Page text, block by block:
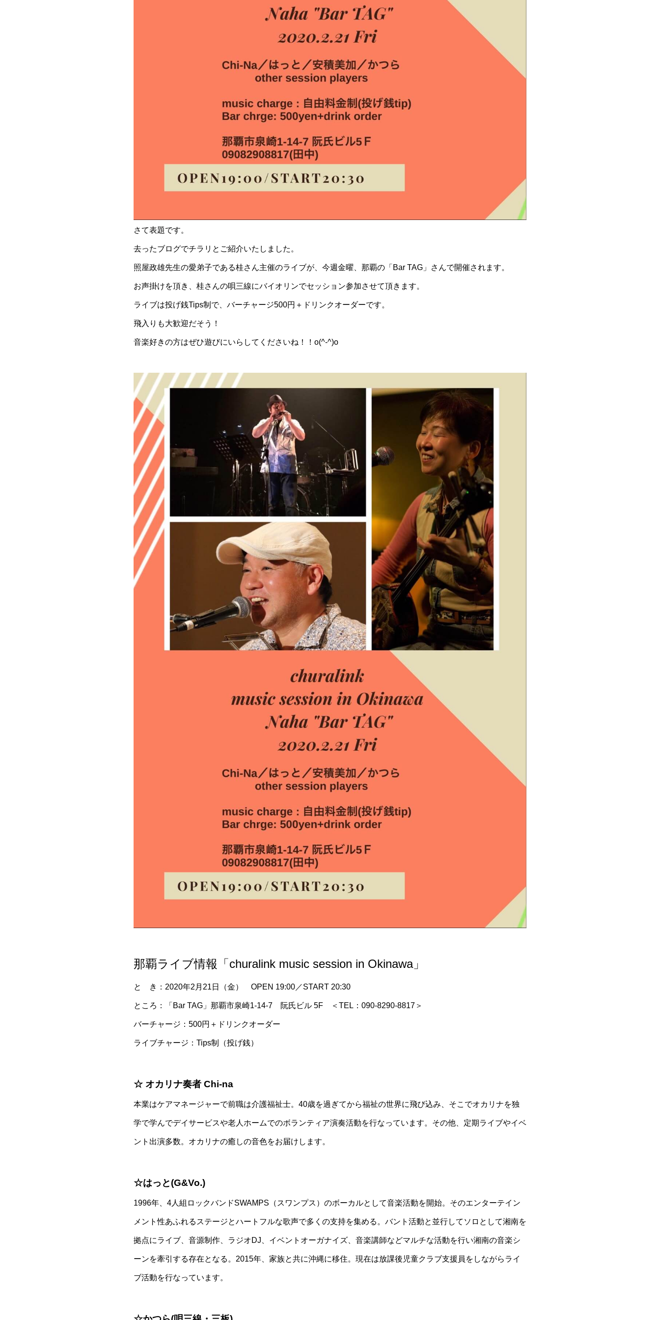
いつも沖縄ジョートー市場をご愛顧いただきまことにありがとうございます。
曇り空のでーじ（とっても）ひーさん（寒い）那覇から七海（ななみ）こと「 」の店主・ミカです。
は27℃超え、先週の旧廿日正月（2020年2月13日）
あまりにも寒いので、いまは暖房を入れています。
那覇も寒いですが、内地はもっと寒そうですね。
つい先程、テレビで、鳥取砂丘が雪で真っ白な中継が放送されていました。内地も大変そうですね！
みなさま、ご体調＆外出時はくれぐれもお気をつけてくださいね。
さて表題です。
去ったブログでチラリとご紹介いたしました。
照屋政雄先生の愛弟子である桂さん主催のライブが、今週金曜、那覇の「Bar TAG」さんで開催されます。
お声掛けを頂き、桂さんの唄三線にバイオリンでセッション参加させて頂きます。
ライブは投げ銭Tips制で、バーチャージ500円＋ドリンクオーダーです。
飛入りも大歓迎だそう！
音楽好きの方はぜひ遊びにいらしてくださいね！！o(^-^)o
那覇ライブ情報「churalink music session in Okinawa」
と き：2020年2月21日（金） OPEN 19:00／START 20:30
ところ：「Bar TAG」那覇市泉崎1-14-7 阮氏ビル 5F ＜TEL ： 090-8290-8817＞
バーチャージ：500円＋ドリンクオーダー
ライブチャージ：Tips制（投げ銭）
☆ オカリナ奏者 Chi-na
本業はケアマネージャーで前職は介護福祉士。40歳を過ぎてから福祉の世界に飛び込み、そこでオカリナを独
学で学んでデイサービスや老人ホームでのボランティア演奏活動を行なっています。その他、定期ライブやイベ
ント出演多数。オカリナの癒しの音色をお届けします。
☆はっと(G&Vo.)
1996年、4人組ロックバンドSWAMPS（スワンプス）のボーカルとして音楽活動を開始。そのエンターテイン
メント性あふれるステージとハートフルな歌声で多くの支持を集める。バント活動と並行してソロとして湘南を
拠点にライブ、音源制作、ラジオDJ、イベントオーガナイズ、音楽講師などマルチな活動を行い湘南の音楽シ
ーンを牽引する存在となる。2015年、家族と共に沖縄に移住。現在は放課後児童クラブ支援員をしながらライ
ブ活動を行なっています。